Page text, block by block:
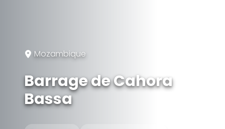
Mozambique
Barrage de Cahora
Bassa